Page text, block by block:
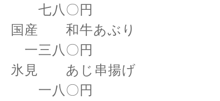
七八〇円
国産 和牛あぶり
一三八〇円
氷見 あじ串揚げ
一八〇円